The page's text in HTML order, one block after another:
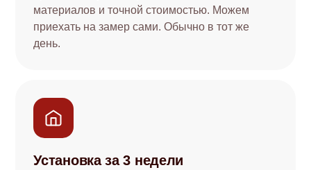
материалов и точной стоимостью. Можем
приехать на замер сами. Обычно в тот же
день.
Установка за 3 недели